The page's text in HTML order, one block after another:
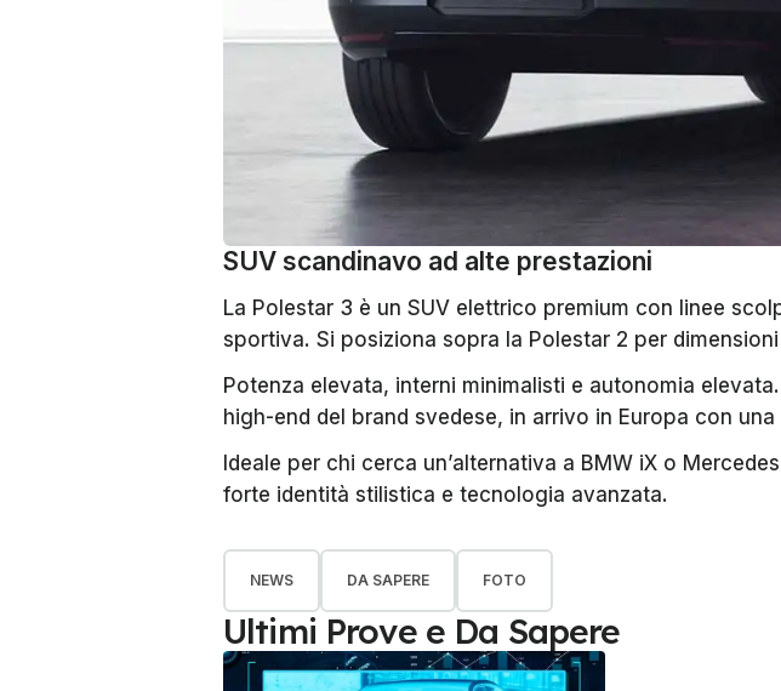
SUV scandinavo ad alte prestazioni
La Polestar 3 è un SUV elettrico premium con linee
sportiva. Si posiziona sopra la Polestar 2 per
Potenza elevata, interni minimalisti e autonomia elevata.
high-end del brand svedese, in arrivo in Europa con
Ideale per chi cerca un’alternativa a BMW iX o
forte identità stilistica e tecnologia avanzata.
NEWS DA SAPERE FOTO
Ultimi Prove e Da Sapere